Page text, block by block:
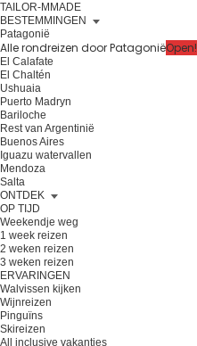
TAILOR-MMADE
BESTEMMINGEN
Patagonië
Alle rondreizen door PatagoniëOpen!
El Calafate
El Chaltén
Ushuaia
Puerto Madryn
Bariloche
Rest van Argentinië
Buenos Aires
Iguazu watervallen
Mendoza
Salta
ONTDEK
OP TIJD
Weekendje weg
1 week reizen
2 weken reizen
3 weken reizen
ERVARINGEN
Walvissen kijken
Wijnreizen
Pinguïns
Skireizen
All inclusive vakanties